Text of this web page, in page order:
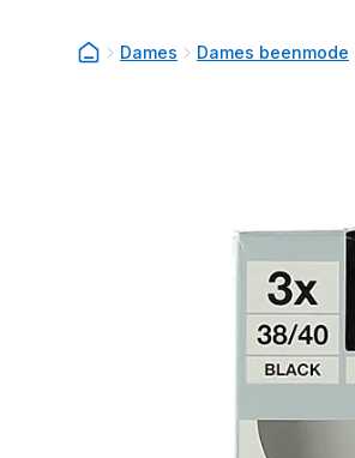
Dames Dames beenmode